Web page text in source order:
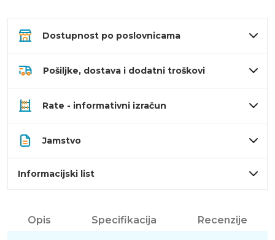
Dostupnost po poslovnicama
Pošiljke, dostava i dodatni troškovi
Rate - informativni izračun
Jamstvo
Informacijski list
Opis Specifikacija Recenzije